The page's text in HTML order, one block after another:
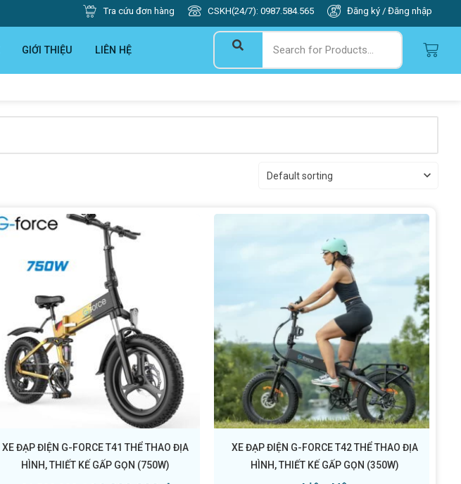
Tra cứu đơn hàng CSKH(24/7): 0987.584.565 Đăng ký / Đăng nhập
GIỚI THIỆU LIÊN HỆ
XE ĐẠP ĐIỆN G-FORCE T41 THỂ THAO ĐỊA
HÌNH, THIẾT KẾ GẤP GỌN (750W)
XE ĐẠP ĐIỆN G-FORCE T42 THỂ THAO ĐỊA
HÌNH, THIẾT KẾ GẤP GỌN (350W)